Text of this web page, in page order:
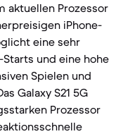
aktuellen Prozessor
iPhone-
eine sehr
und eine hohe
Spielen und
Galaxy S21 5G
Prozessor